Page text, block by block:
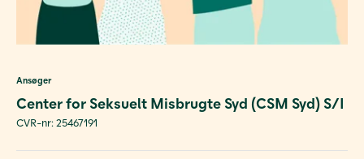
Ansøger
Center for Seksuelt Misbrugte Syd (CSM Syd) S/I
CVR-nr: 25467191